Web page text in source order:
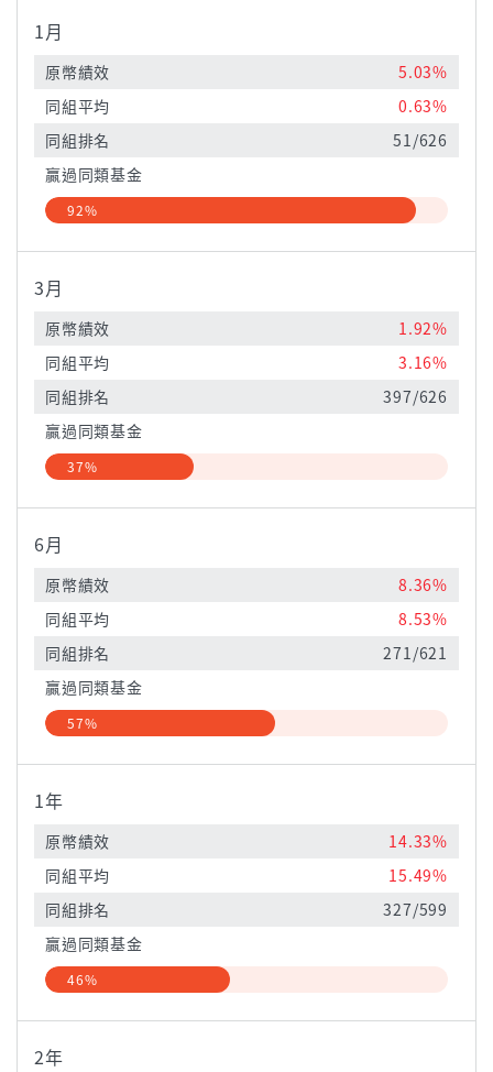
1月
原幣績效
5.03%
同組平均
0.63%
同組排名
51/626
贏過同類基金
92%
3月
原幣績效
1.92%
同組平均
3.16%
同組排名
397/626
贏過同類基金
37%
6月
原幣績效
8.36%
同組平均
8.53%
同組排名
271/621
贏過同類基金
57%
1年
原幣績效
14.33%
同組平均
15.49%
同組排名
327/599
贏過同類基金
46%
2年